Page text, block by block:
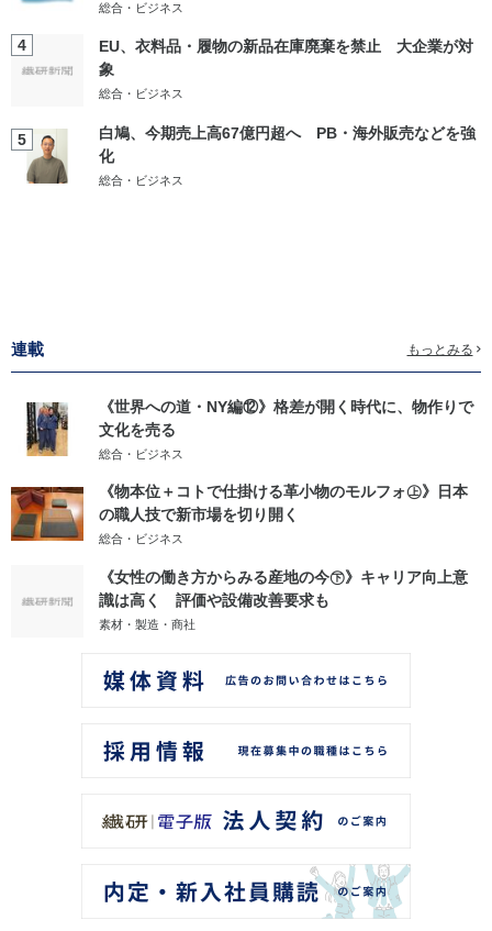
総合・ビジネス
4
EU、衣料品・履物の新品在庫廃棄を禁止 大企業が対
象
総合・ビジネス
5
白鳩、今期売上高67億円超へ PB・海外販売などを強
化
総合・ビジネス
連載 もっとみる
《世界への道・NY編⑫》格差が開く時代に、物作りで
文化を売る
総合・ビジネス
《物本位＋コトで仕掛ける革小物のモルフォ㊤》日本
の職人技で新市場を切り開く
総合・ビジネス
《女性の働き方からみる産地の今㊦》キャリア向上意
識は高く 評価や設備改善要求も
素材・製造・商社